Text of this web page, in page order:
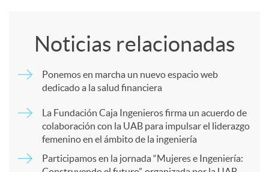
Noticias relacionadas
Ponemos en marcha un nuevo espacio web
dedicado a la salud financiera
La Fundación Caja Ingenieros firma un acuerdo de
colaboración con la UAB para impulsar el liderazgo
femenino en el ámbito de la ingeniería
Participamos en la jornada “Mujeres e Ingeniería: